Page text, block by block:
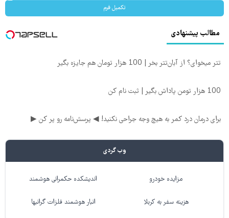
تکمیل فرم
مطالب پیشنهادی
تتر میخوای؟ از آبان‌تتر بخر | 100 هزار تومان هم جایزه بگیر
100 هزار تومن پاداش بگیر | ثبت نام کن
برای درمان درد کمر به هیچ وجه جراحی نکنید! ◀ پرسش‌نامه رو پر کن ▶
وب گردی
مزایده خودرو اندیشکده حکمرانی هوشمند
هزینه سفر به کربلا انبار هوشمند فلزات گرانبها